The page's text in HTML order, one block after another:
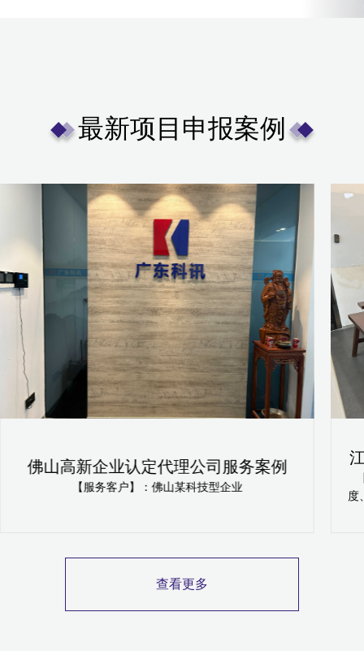
最新项目申报案例
佛山高新企业认定代理公司服务案例
【服务客户】：佛山某科技型企业
度
查看更多